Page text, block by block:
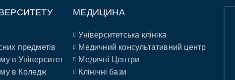
предметів
в Університет
в Коледж
МЕДИЦИНА
Університетська клініка
Медичний консультативний центр
Медичні Центри
Клінічні бази